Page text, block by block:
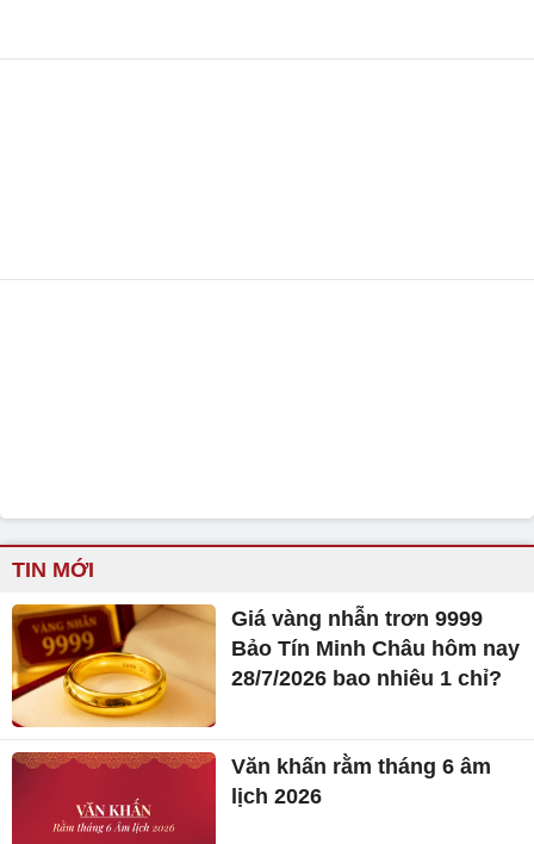
TIN MỚI
Giá vàng nhẫn trơn 9999
Bảo Tín Minh Châu hôm nay
28/7/2026 bao nhiêu 1 chỉ?
Văn khấn rằm tháng 6 âm
lịch 2026